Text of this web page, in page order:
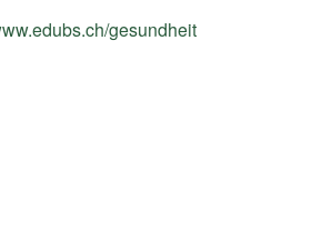
gesundheit